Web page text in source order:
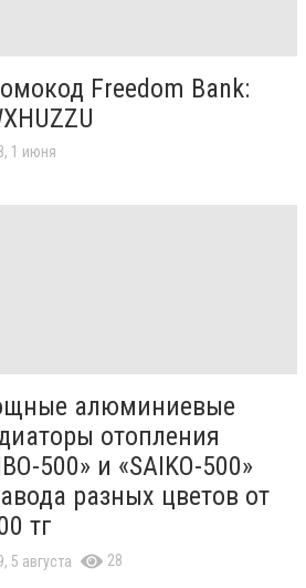
Freedom Bank:
1 июня
алюминиевые
отопления
500» и «SAIKO-500»
разных цветов от
тг
5 августа 28